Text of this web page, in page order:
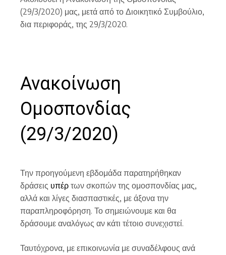
(29/3/2020) μας, μετά από το Διοικητικό Συμβούλιο,
δια περιφοράς, της 29/3/2020.
Ανακοίνωση
Ομοσπονδίας
(29/3/2020)
Την προηγούμενη εβδομάδα παρατηρήθηκαν
δράσεις υπέρ των σκοπών της ομοσπονδίας μας,
αλλά και λίγες διασπαστικές, με άξονα την
παραπληροφόρηση. Το σημειώνουμε και θα
δράσουμε αναλόγως αν κάτι τέτοιο συνεχιστεί.
Ταυτόχρονα, με επικοινωνία με συναδέλφους ανά